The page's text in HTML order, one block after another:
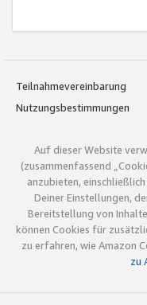
Teilnahmevereinbarung
Nutzungsbestimmungen
Auf dieser Website
(zusammenfassend
anzubieten,
Deiner Einstellungen,
Bereitstellung von
können Cookies für
zu erfahren, wie Amazon
zu